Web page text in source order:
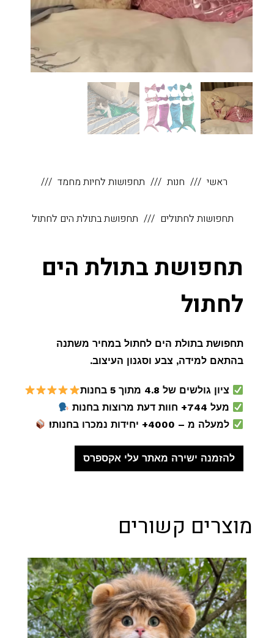
ראשי חנות תחפושות לחיות מחמד
תחפושות לחתולים תחפושת בתולת הים לחתול
תחפושת בתולת הים
לחתול
תחפושת בתולת הים לחתול במחיר משתנה
בהתאם למידה, צבע וסגנון העיצוב.
ציון גולשים של 4.8 מתוך 5 בחנות
מעל 744+ חוות דעת מרוצות בחנות
למעלה מ – 4000+ יחידות נמכרו בחנות!
להזמנה ישירה מאתר עלי אקספרס
מוצרים קשורים